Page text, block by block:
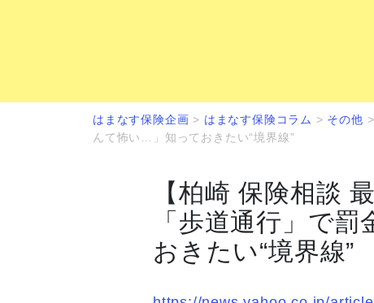
はまなす保険企画 > はまなす保険コラム > その他 >
んて怖い…」知っておきたい“境界線”
【柏崎 保険相談
「歩道通行」で
おきたい“境界線”